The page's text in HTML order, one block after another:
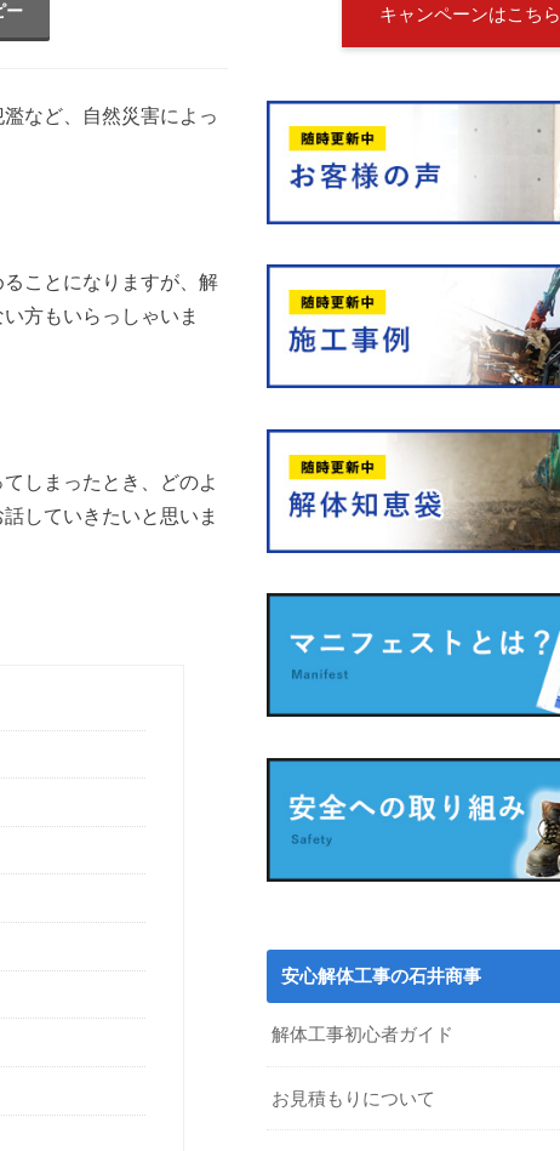
ー
など、自然災害によっ
ことになりますが、解
方もいらっしゃいま
しまったとき、どのよ
していきたいと思いま
キャンペーンはこちら
安心解体工事の石井商事
解体工事初心者ガイド
お見積もりについて